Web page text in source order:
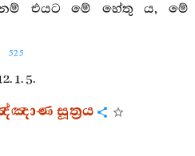
එයට මේ හේතු ය, මේ
525
1. 5.
සූත්‍රය